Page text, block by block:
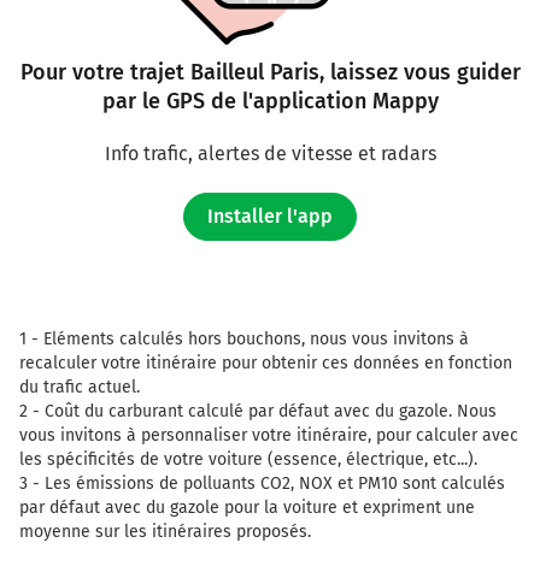
Pour votre trajet Bailleul Paris, laissez vous guider
par le GPS de l'application Mappy
Info trafic, alertes de vitesse et radars
Installer l'app
1 - Eléments calculés hors bouchons, nous vous invitons à
recalculer votre itinéraire pour obtenir ces données en fonction
du trafic actuel.
2 - Coût du carburant calculé par défaut avec du gazole. Nous
vous invitons à personnaliser votre itinéraire, pour calculer avec
les spécificités de votre voiture (essence, électrique, etc...).
3 - Les émissions de polluants CO2, NOX et PM10 sont calculés
par défaut avec du gazole pour la voiture et expriment une
moyenne sur les itinéraires proposés.